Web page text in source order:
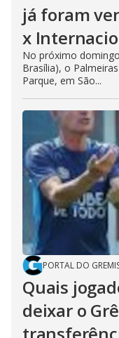
já foram
x
No próximo
Brasília), o
Parque, em São...
PORTAL DO
Quais
deixar o